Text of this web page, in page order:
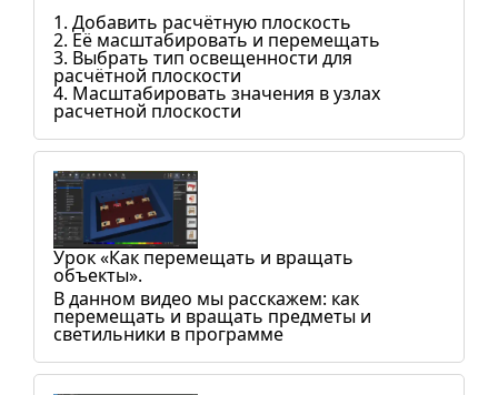
1. Добавить расчётную плоскость
2. Её масштабировать и перемещать
3. Выбрать тип освещенности для
расчётной плоскости
4. Масштабировать значения в узлах
расчетной плоскости
Урок «Как перемещать и вращать
объекты».
В данном видео мы расскажем: как
перемещать и вращать предметы и
светильники в программе